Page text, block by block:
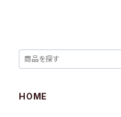
HOME